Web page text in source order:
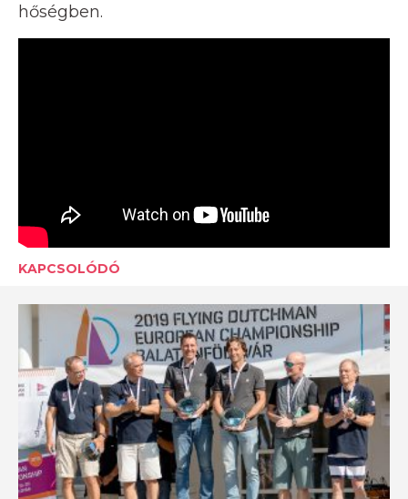
hőségben.
KAPCSOLÓDÓ